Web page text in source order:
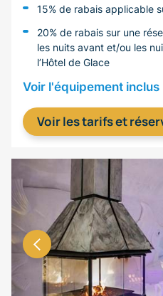
15% de rabais applicable
20% de rabais sur une
les nuits avant et/ou les
l’Hôtel de Glace
Voir l'équipement inclus
Voir les tarifs et